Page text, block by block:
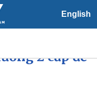
English
mô hình
2 cấp để